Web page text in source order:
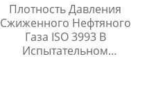
Плотность Давления
Сжиженного Нефтяного
Газа ISO 3993 В
Испытательном